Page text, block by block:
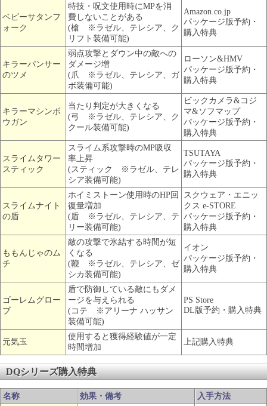
ベビーサタンフ
ォーク
特技・呪文使用時にMPを消
費しないことがある
(槍 ※ラゼル、テレシア、ク
リフト装備可能)
Amazon.co.jp
パッケージ版予約・
購入特典
キラーパンサー
のツメ
弱点攻撃とダウン中の敵への
ダメージ増
(爪 ※ラゼル、テレシア、ガ
ボ装備可能)
ローソン&HMV
パッケージ版予約・
購入特典
キラーマシンボ
ウガン
当たり判定が大きくなる
(弓 ※ラゼル、テレシア、ク
クール装備可能)
ビックカメラ&コジ
マ&ソフマップ
パッケージ版予約・
購入特典
スライムタワー
スティック
スライム系攻撃時のMP吸収
率上昇
(スティック ※ラゼル、テレ
シア装備可能)
TSUTAYA
パッケージ版予約・
購入特典
スライムナイト
の盾
ホイミストーン使用時のHP回
復量増加
(盾 ※ラゼル、テレシア、テ
リー装備可能)
スクウェア・エニッ
クス e-STORE
パッケージ版予約・
購入特典
ももんじゃのム
チ
敵の攻撃で氷結する時間が短
くなる
(鞭 ※ラゼル、テレシア、ゼ
シカ装備可能)
イオン
パッケージ版予約・
購入特典
ゴーレムグロー
ブ
盾で防御している敵にもダメ
ージを与えられる
(コテ ※アリーナ ハッサン
装備可能)
PS Store
DL版予約・購入特典
元気玉
使用すると獲得経験値が一定
時間増加
上記購入特典
DQシリーズ購入特典
名称 効果・備考 入手方法